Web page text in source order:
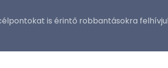
is érintő robbantásokra